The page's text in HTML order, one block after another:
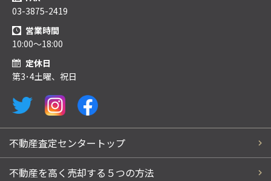
03-3875-2419
営業時間
10:00～18:00
定休日
第3･4土曜、祝日
不動産査定センタートップ
不動産を高く売却する５つの方法